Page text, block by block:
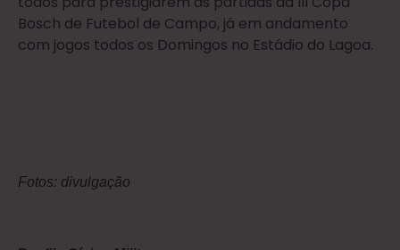
Bosch de Futebol de Campo, já em andamento
com jogos todos os Domingos no Estádio do Lagoa.
Fotos: divulgação